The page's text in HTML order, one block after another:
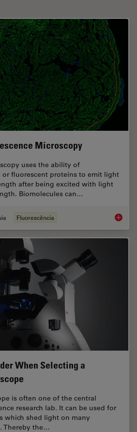
Microscopy
uses the ability of
or fluorescent proteins to emit light
after being excited with light
Biomolecules can…
Fluorescência A
When Selecting a
is often one of the central
research lab. It can be used for
which shed light on many
Thereby the…